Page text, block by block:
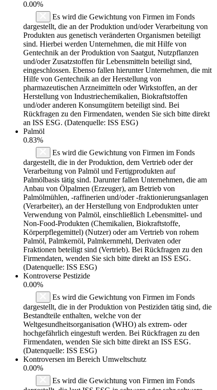
0.00%
Es wird die Gewichtung von Firmen im Fonds
dargestellt, die an der Produktion und/oder Verarbeitung von
Produkten aus genetisch veränderten Organismen beteiligt
sind. Hierbei werden Unternehmen, die mit Hilfe von
Gentechnik an der Produktion von Saatgut, Nutzpflanzen
und/oder Zusatzstoffen für Lebensmitteln beteiligt sind,
eingeschlossen. Ebenso fallen hierunter Unternehmen, die mit
Hilfe von Gentechnik an der Herstellung von
pharmazeutischen Arzneimitteln oder Wirkstoffen, an der
Herstellung von Industriechemikalien, Biokraftstoffen
und/oder anderen Konsumgütern beteiligt sind. Bei
Rückfragen zu den Firmendaten, wenden Sie sich bitte direkt
an ISS ESG. (Datenquelle: ISS ESG)
Palmöl
0.83%
Es wird die Gewichtung von Firmen im Fonds
dargestellt, die in der Produktion, dem Vertrieb oder der
Verarbeitung von Palmöl und Fertigprodukten auf
Palmölbasis tätig sind. Darunter fallen Unternehmen, die am
Anbau von Ölpalmen (Erzeuger), am Betrieb von
Palmölmühlen, -raffinerien und/oder -fraktionierungsanlagen
(Verarbeiter), an der Herstellung von Endprodukten unter
Verwendung von Palmöl, einschließlich Lebensmittel- und
Non-Food-Produkten (Chemikalien, Biokraftstoffe,
Körperpflegemittel) (Nutzer) oder am Vertrieb von rohem
Palmöl, Palmkernöl, Palmkernmehl, Derivaten oder
Fraktionen beteiligt sind (Vertrieb). Bei Rückfragen zu den
Firmendaten, wenden Sie sich bitte direkt an ISS ESG.
(Datenquelle: ISS ESG)
Kontroverse Pestizide
0.00%
Es wird die Gewichtung von Firmen im Fonds
dargestellt, die in der Produktion von Pestiziden tätig sind, die
Bestandteile enthalten, welche von der
Weltgesundheitsorganisation (WHO) als extrem- oder
hochgefährlich eingestuft werden. Bei Rückfragen zu den
Firmendaten, wenden Sie sich bitte direkt an ISS ESG.
(Datenquelle: ISS ESG)
Kontroversen im Bereich Umweltschutz
0.00%
Es wird die Gewichtung von Firmen im Fonds